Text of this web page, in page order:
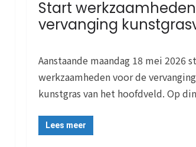
Start werkzaamheden
vervanging
Aanstaande maandag 18 mei 2026
werkzaamheden voor de
kunstgras van het hoofdveld. Op
Lees meer